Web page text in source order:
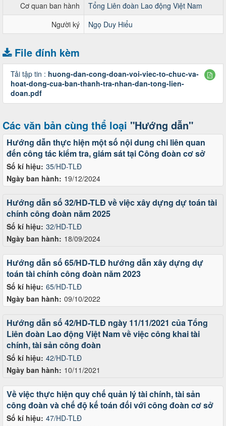
Cơ quan ban hành
Tổng Liên đoàn Lao động Việt Nam
Người ký
Ngọ Duy Hiểu
File đính kèm
Tải tập tin : huong-dan-cong-doan-voi-viec-to-chuc-va-
hoat-dong-cua-ban-thanh-tra-nhan-dan-tong-lien-
doan.pdf
Các văn bản cùng thể loại "Hướng dẫn"
Số kí hiệu: 35/HD-TLĐ
Ngày ban hành: 19/12/2024
Hướng dẫn thực hiện một số nội dung chi liên quan
đến công tác kiểm tra, giám sát tại Công đoàn cơ sở
Số kí hiệu: 32/HD-TLĐ
Ngày ban hành: 18/09/2024
Hướng dẫn số 32/HD-TLĐ về việc xây dựng dự toán tài
chính công đoàn năm 2025
Số kí hiệu: 65/HD-TLĐ
Ngày ban hành: 09/10/2022
Hướng dẫn số 65/HD-TLĐ hướng dẫn xây dựng dự
toán tài chính công đoàn năm 2023
Số kí hiệu: 42/HD-TLĐ
Ngày ban hành: 10/11/2021
Hướng dẫn số 42/HD-TLĐ ngày 11/11/2021 của Tổng
Liên đoàn Lao động Việt Nam về việc công khai tài
chính, tài sản công đoàn
Số kí hiệu: 47/HD-TLĐ
Về việc thực hiện quy chế quản lý tài chính, tài sản
công đoàn và chế độ kế toán đối với công đoàn cơ sở